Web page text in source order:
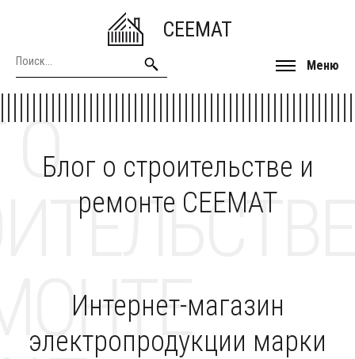
CEEMAT
Меню
Блог о строительстве и
ремонте CEEMAT
О
Интернет-магазин
электропродукции марки